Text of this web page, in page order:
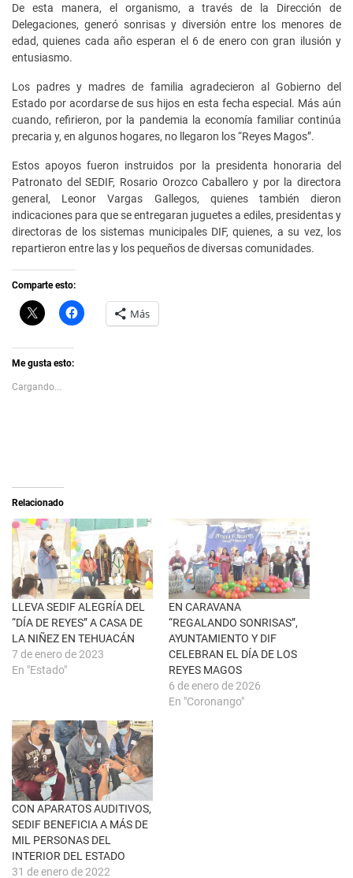
De esta manera, el organismo, a través de la Dirección de
Delegaciones, generó sonrisas y diversión entre los menores de
edad, quienes cada año esperan el 6 de enero con gran ilusión y
entusiasmo.
Los padres y madres de familia agradecieron al Gobierno del
Estado por acordarse de sus hijos en esta fecha especial. Más aún
cuando, refirieron, por la pandemia la economía familiar continúa
precaria y, en algunos hogares, no llegaron los “Reyes Magos”.
Estos apoyos fueron instruidos por la presidenta honoraria del
Patronato del SEDIF, Rosario Orozco Caballero y por la directora
general, Leonor Vargas Gallegos, quienes también dieron
indicaciones para que se entregaran juguetes a ediles, presidentas y
directoras de los sistemas municipales DIF, quienes, a su vez, los
repartieron entre las y los pequeños de diversas comunidades.
Comparte esto:
C
l
k
t
s
h
e
b
r
e
e
n
u
n
a
v
e
n
t
a
n
a
n
u
H
a
e
F
a
c
e
b
o
o
k
(
S
e
a
b
n
a
v
e
n
t
a
n
a
n
u
e
v
)
Más
Me gusta esto:
Cargando...
Relacionado
LLEVA SEDIF ALEGRÍA DEL
“DÍA DE REYES” A CASA DE
LA NIÑEZ EN TEHUACÁN
7 de enero de 2023
En "Estado"
EN CARAVANA
“REGALANDO SONRISAS”,
AYUNTAMIENTO Y DIF
CELEBRAN EL DÍA DE LOS
REYES MAGOS
6 de enero de 2026
En "Coronango"
CON APARATOS AUDITIVOS,
SEDIF BENEFICIA A MÁS DE
MIL PERSONAS DEL
INTERIOR DEL ESTADO
31 de enero de 2022